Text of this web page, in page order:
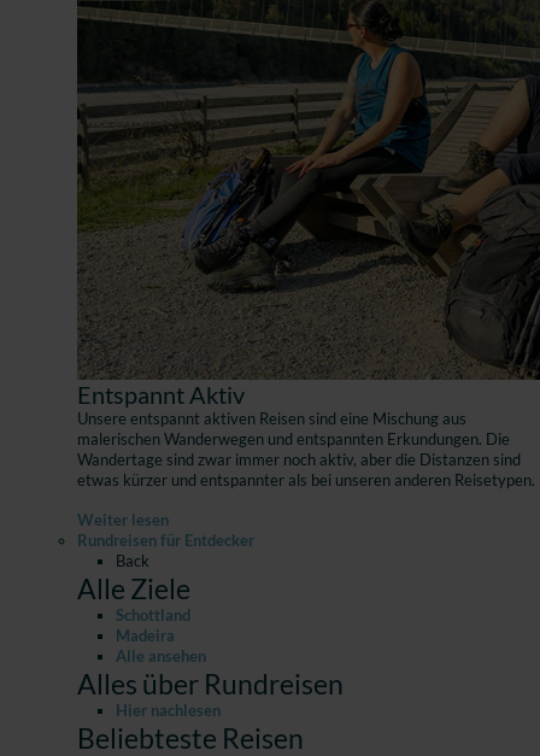
Entspannt Aktiv
Unsere entspannt aktiven Reisen sind eine Mischung aus
malerischen Wanderwegen und entspannten Erkundungen. Die
Wandertage sind zwar immer noch aktiv, aber die Distanzen sind
etwas kürzer und entspannter als bei unseren anderen Reisetypen.
Weiter lesen
Rundreisen für Entdecker
Back
Alle Ziele
Schottland
Madeira
Alle ansehen
Alles über Rundreisen
Hier nachlesen
Beliebteste Reisen